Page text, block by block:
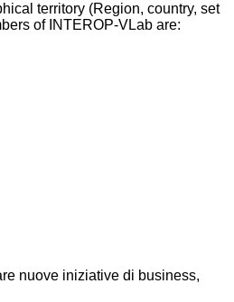
territory (Region, country, set
of INTEROP-VLab are:
nuove iniziative di business,